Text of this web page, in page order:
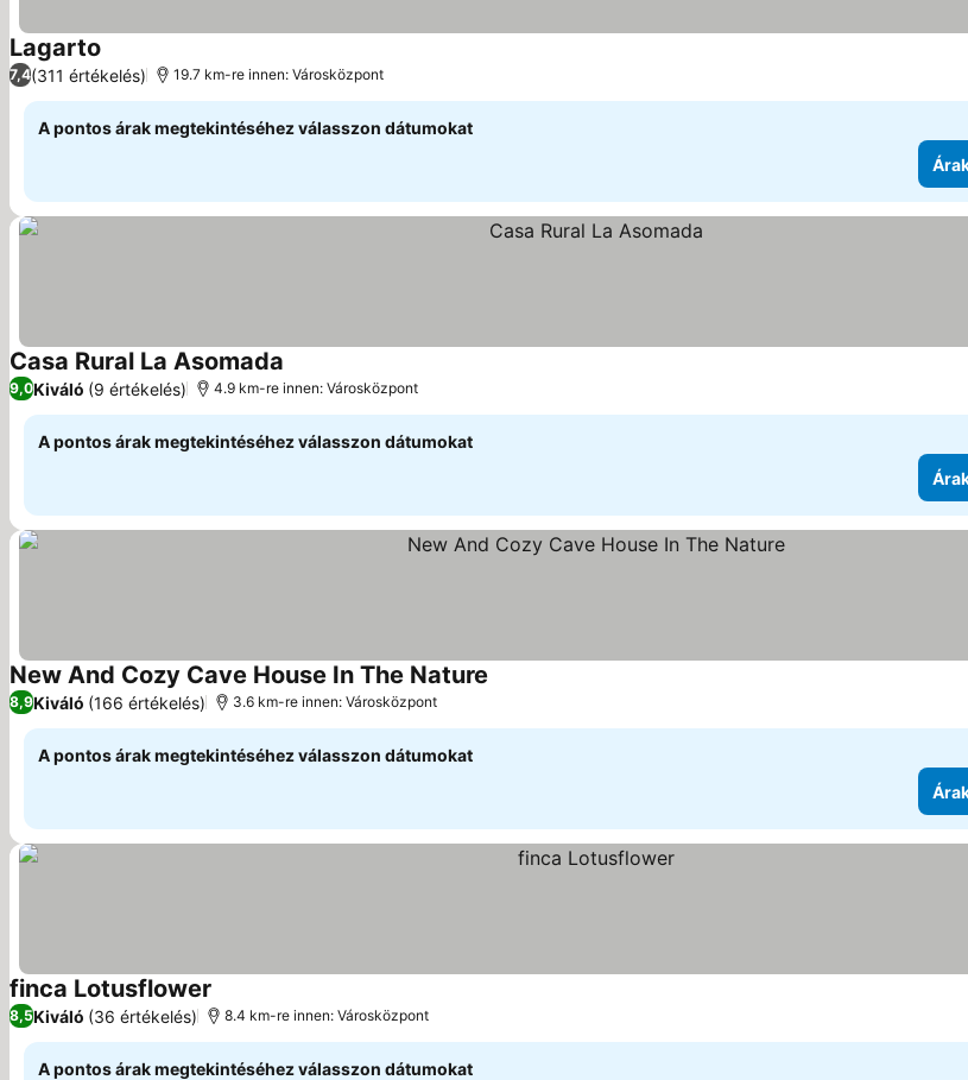
Lagarto
7,4(311 értékelés) 19.7 km-re innen: Városközpont
A pontos árak megtekintéséhez válasszon dátumokat
Casa Rural La Asomada
9,0Kiváló (9 értékelés) 4.9 km-re innen: Városközpont
A pontos árak megtekintéséhez válasszon dátumokat
New And Cozy Cave House In The Nature
8,9Kiváló (166 értékelés) 3.6 km-re innen: Városközpont
A pontos árak megtekintéséhez válasszon dátumokat
finca Lotusflower
8,5Kiváló (36 értékelés) 8.4 km-re innen: Városközpont
A pontos árak megtekintéséhez válasszon dátumokat